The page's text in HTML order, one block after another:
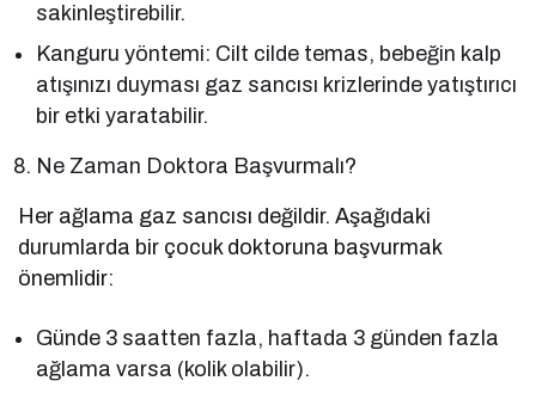
sakinleştirebilir.
Kanguru yöntemi: Cilt cilde temas, bebeğin kalp
atışınızı duyması gaz sancısı krizlerinde yatıştırıcı
bir etki yaratabilir.
Ne Zaman Doktora Başvurmalı?
Her ağlama gaz sancısı değildir. Aşağıdaki
durumlarda bir çocuk doktoruna başvurmak
önemlidir:
Günde 3 saatten fazla, haftada 3 günden fazla
ağlama varsa (kolik olabilir).